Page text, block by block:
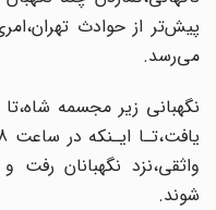
پیش‌تر از حوادث
می‌رسد.
واثقی،نزد نگهبانان‌ رفت‌
شوند.